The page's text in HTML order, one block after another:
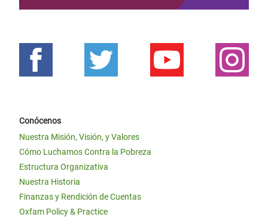
Conócenos
Nuestra Misión, Visión, y Valores
Cómo Luchamos Contra la Pobreza
Estructura Organizativa
Nuestra Historia
Finanzas y Rendición de Cuentas
Oxfam Policy & Practice